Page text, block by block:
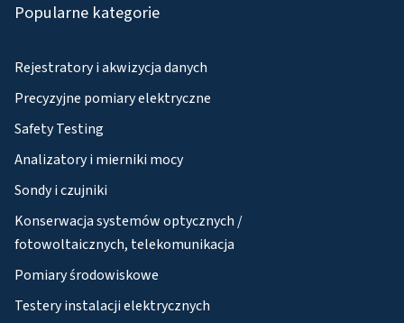
Popularne kategorie
Rejestratory i akwizycja danych
Precyzyjne pomiary elektryczne
Safety Testing
Analizatory i mierniki mocy
Sondy i czujniki
Konserwacja systemów optycznych /
fotowoltaicznych, telekomunikacja
Pomiary środowiskowe
Testery instalacji elektrycznych